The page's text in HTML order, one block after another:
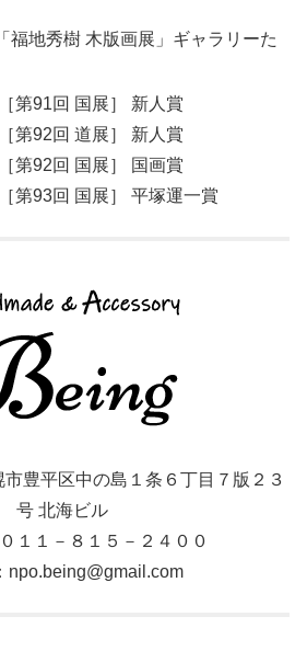
地秀樹 木版画展」ギャラリーた
第91回 国展］ 新人賞
［第92回 道展］ 新人賞
回 国展］ 国画賞
回 国展］ 平塚運一賞
豊平区中の島１条６丁目７版２３
号 北海ビル
１１－８１５－２４００
npo.being@gmail.com